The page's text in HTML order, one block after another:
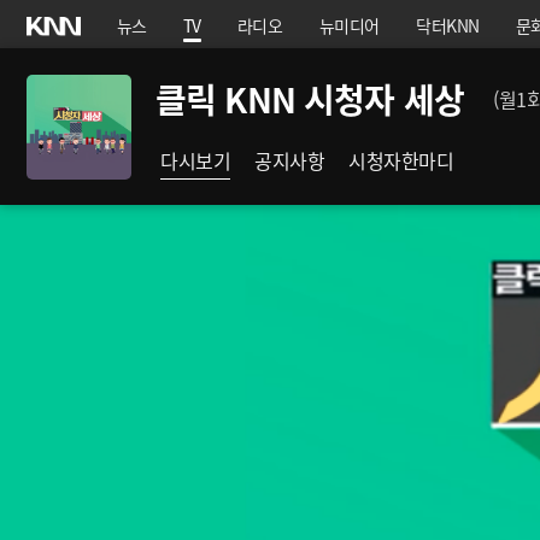
뉴스 TV 라디오 뉴미디어 닥터KNN 문
클릭 KNN 시청자 세상 (월1
다시보기 공지사항 시청자한마디